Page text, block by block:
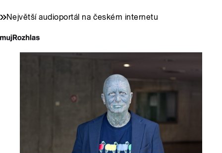
Největší audioportál na českém internetu